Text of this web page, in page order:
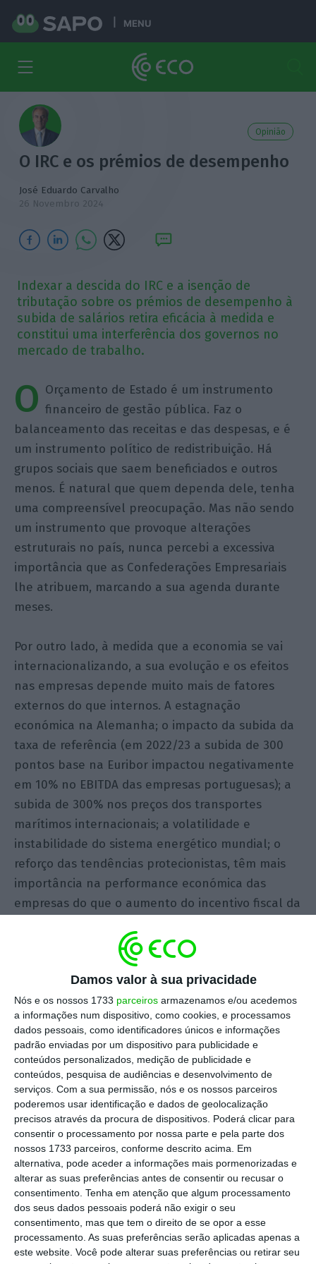
Damos valor à sua privacidade
Nós e os nossos 1733 parceiros armazenamos e/ou acedemos
a informações num dispositivo, como cookies, e processamos
dados pessoais, como identificadores únicos e informações
padrão enviadas por um dispositivo para publicidade e
conteúdos personalizados, medição de publicidade e
conteúdos, pesquisa de audiências e desenvolvimento de
serviços. Com a sua permissão, nós e os nossos parceiros
poderemos usar identificação e dados de geolocalização
precisos através da procura de dispositivos. Poderá clicar para
consentir o processamento por nossa parte e pela parte dos
nossos 1733 parceiros, conforme descrito acima. Em
alternativa, pode aceder a informações mais pormenorizadas e
alterar as suas preferências antes de consentir ou recusar o
consentimento. Tenha em atenção que algum processamento
dos seus dados pessoais poderá não exigir o seu
consentimento, mas que tem o direito de se opor a esse
processamento. As suas preferências serão aplicadas apenas a
este website. Você pode alterar suas preferências ou retirar seu
MENU
Opinião
O IRC e os prémios de desempenho
José Eduardo Carvalho
26 Novembro 2024
Indexar a descida do IRC e a isenção de
tributação sobre os prémios de desempenho à
subida de salários retira eficácia à medida e
constitui uma interferência dos governos no
mercado de trabalho.
O Orçamento de Estado é um instrumento
financeiro de gestão pública. Faz o
balanceamento das receitas e das despesas, e é
um instrumento político de redistribuição. Há
grupos sociais que saem beneficiados e outros
menos. É natural que quem dependa dele, tenha
uma compreensível preocupação. Mas não sendo
um instrumento que provoque alterações
estruturais no país, nunca percebi a excessiva
importância que as Confederações Empresariais
lhe atribuem, marcando a sua agenda durante
meses.
Por outro lado, à medida que a economia se vai
internacionalizando, a sua evolução e os efeitos
nas empresas depende muito mais de fatores
externos do que internos. A estagnação
económica na Alemanha; o impacto da subida da
taxa de referência (em 2022/23 a subida de 300
pontos base na Euribor impactou negativamente
em 10% no EBITDA das empresas portuguesas); a
subida de 300% nos preços dos transportes
marítimos internacionais; a volatilidade e
instabilidade do sistema energético mundial; o
reforço das tendências protecionistas, têm mais
importância na performance económica das
empresas do que o aumento do incentivo fiscal da
aumento dos limites de isenção da tributação do
subsidio de refeição; ou do não agravamento das
taxas de tributação autónoma às empresas que
apresentam prejuízos fiscais, etc.
Enquanto a despesa pública nacional não parar
de crescer (91 mil milhões em 2019 e 132,5 mil
milhões em 2025 mesmo levando em
consideração o PRR) manter-se-á inalterável o
elevado nível de tributação sobre o rendimento
do trabalho e das empresas. E enquanto a
mudança política estiver dependente e
condicionada pelos estratos sociais menos
dinâmicos da sociedade e da economia
portuguesa, a política orçamental não mudará de
forma significativa.